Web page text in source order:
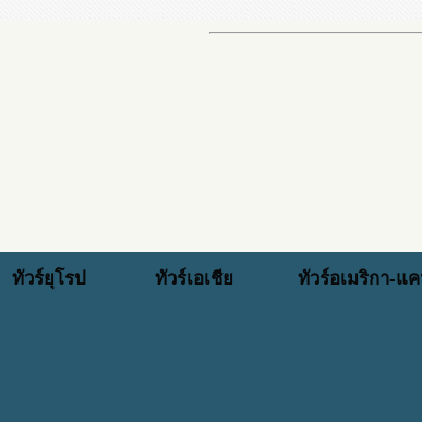
ทัวร์ยุโรป ทัวร์เอเชีย ทัวร์อเมริกา-แ